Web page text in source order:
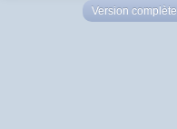
Version complète